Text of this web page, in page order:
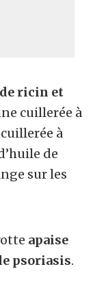
de ricin et
cuillerée à
à
de
sur les
apaise
psoriasis.